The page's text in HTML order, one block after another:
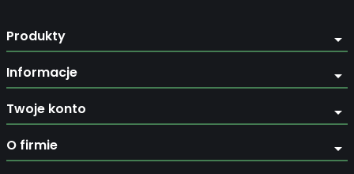
Produkty arrow_drop_down
Informacje arrow_drop_down
Twoje konto arrow_drop_down
O firmie arrow_drop_down